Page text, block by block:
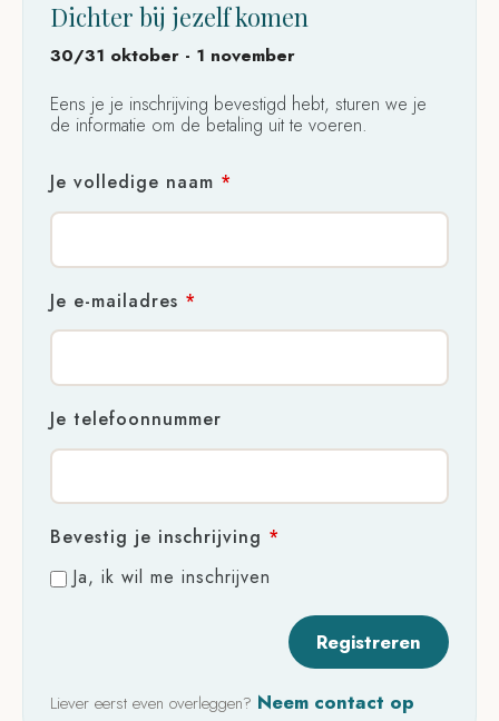
Dichter bij jezelf komen
30/31 oktober - 1 november
Eens je je inschrijving bevestigd hebt, sturen we je
de informatie om de betaling uit te voeren.
Je volledige naam *
Je e-mailadres *
Je telefoonnummer
Bevestig je inschrijving *
Ja, ik wil me inschrijven
Liever eerst even overleggen? Neem contact op